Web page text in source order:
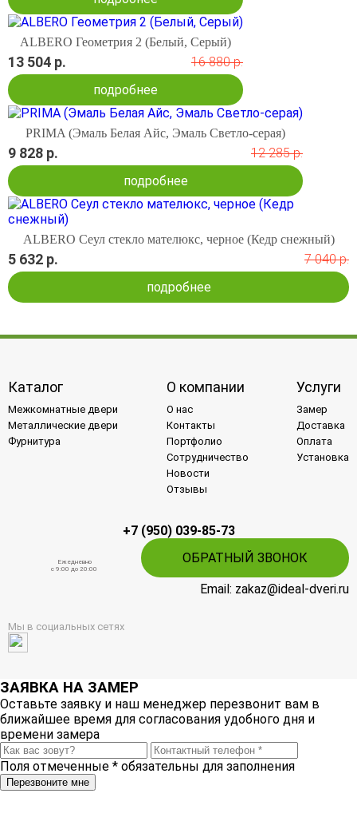
ALBERO Геометрия 2 (Белый, Серый)
13 504 р.
16 880 р.
подробнее
PRIMA (Эмаль Белая Айс, Эмаль Светло-серая)
9 828 р.
12 285 р.
подробнее
ALBERO Сеул стекло мателюкс, черное (Кедр снежный)
5 632 р.
7 040 р.
подробнее
Каталог
Межкомнатные двери
Металлические двери
Фурнитура
О компании
О нас
Контакты
Портфолио
Сотрудничество
Новости
Отзывы
Услуги
Замер
Доставка
Оплата
Установка
+7 (950) 039-85-73
Ежедневно
c 9:00 до 20:00
ОБРАТНЫЙ ЗВОНОК
Email: zakaz@ideal-dveri.ru
Мы в социальных сетях
ЗАЯВКА НА ЗАМЕР
Оставьте заявку и наш менеджер перезвонит вам в
ближайшее время для согласования удобного дня и
времени замера
Поля отмеченные * обязательны для заполнения